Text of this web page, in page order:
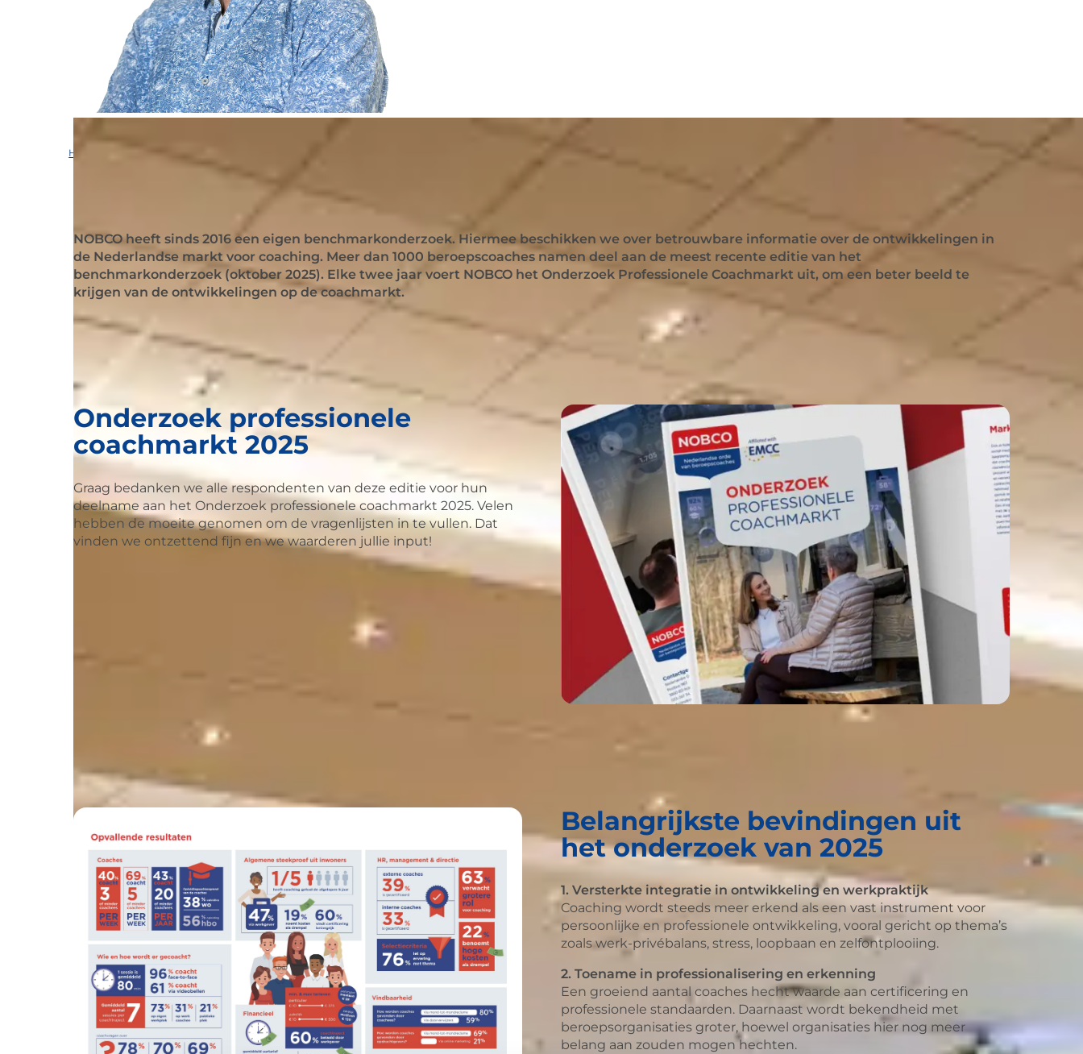
Home
NOBCO heeft sinds 2016 een eigen benchmarkonderzoek. Hiermee beschikken we over betrouwbare informatie over de ontwikkelingen in
de Nederlandse markt voor coaching. Meer dan 1000 beroepscoaches namen deel aan de meest recente editie van het
benchmarkonderzoek (oktober 2025). Elke twee jaar voert NOBCO het Onderzoek Professionele Coachmarkt uit, om een beter beeld te
krijgen van de ontwikkelingen op de coachmarkt.
Onderzoek professionele
coachmarkt 2025
Graag bedanken we alle respondenten van deze editie voor hun
deelname aan het Onderzoek professionele coachmarkt 2025. Velen
hebben de moeite genomen om de vragenlijsten in te vullen. Dat
vinden we ontzettend fijn en we waarderen jullie input!
Belangrijkste bevindingen uit
het onderzoek van 2025
1. Versterkte integratie in ontwikkeling en werkpraktijk
Coaching wordt steeds meer erkend als een vast instrument voor
persoonlijke en professionele ontwikkeling, vooral gericht op thema’s
zoals werk-privébalans, stress, loopbaan en zelfontplooiing.
2. Toename in professionalisering en erkenning
Een groeiend aantal coaches hecht waarde aan certificering en
professionele standaarden. Daarnaast wordt bekendheid met
beroepsorganisaties groter, hoewel organisaties hier nog meer
belang aan zouden mogen hechten.